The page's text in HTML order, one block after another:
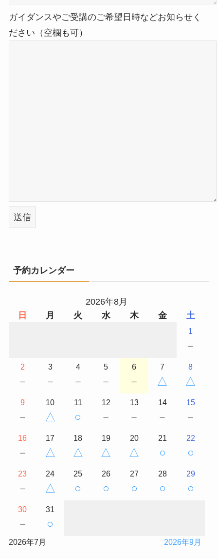
ガイダンスやご受講のご希望日時などお知らせく
ださい（空欄も可）
予約カレンダー
2026年8月
日
月 火 水 木 金 土
1
－
2
－
3
－
4
－
5
－
6
－
7
△
8
△
9
－
10
△
11
○
12
－
13
－
14
－
15
－
16
－
17
△
18
△
19
△
20
△
21
○
22
○
23
－
24
△
25
○
26
○
27
○
28
○
29
○
30
－
31
○
2026年7月 2026年9月